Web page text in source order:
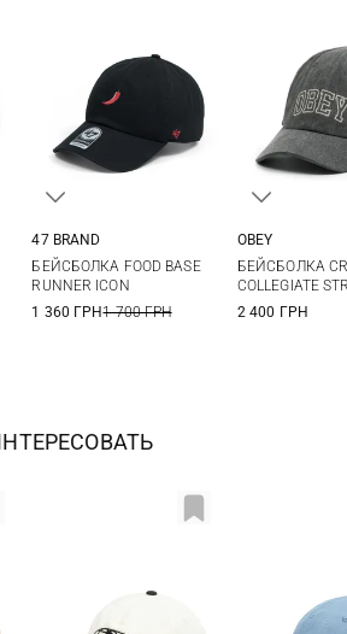
47 BRAND
БЕЙСБОЛКА FOOD BASE
RUNNER ICON
1 360 ГРН1 700 ГРН
OBEY
БЕЙСБОЛКА
COLLEGIATE
2 400 ГРН